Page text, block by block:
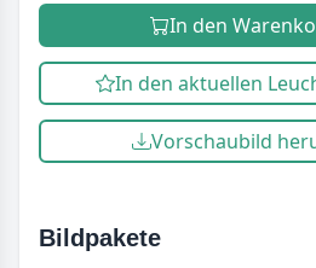
In den
In den aktuellen
Vorschaubild
Bildpakete